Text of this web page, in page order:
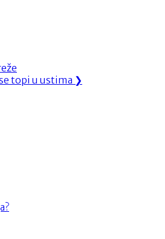
topi u ustima ❯